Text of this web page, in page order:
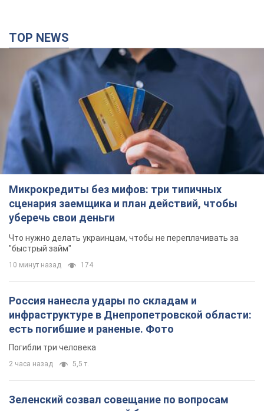
TOP NEWS
Микрокредиты без мифов: три типичных
сценария заемщика и план действий, чтобы
уберечь свои деньги
Что нужно делать украинцам, чтобы не переплачивать за
"быстрый займ"
10 минут назад 174
Россия нанесла удары по складам и
инфраструктуре в Днепропетровской области:
есть погибшие и раненые. Фото
Погибли три человека
2 часа назад 5,5 т.
Зеленский созвал совещание по вопросам